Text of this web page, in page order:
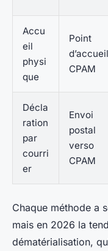
Accu
eil
physi
que
Point
d’accueil
CPAM
Décla
ration
par
courri
er
Envoi
postal
verso
CPAM
Chaque méthode a
mais en 2026 la
dématérialisation,